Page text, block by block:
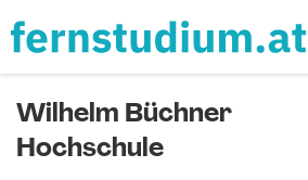
Wilhelm Büchner
Hochschule